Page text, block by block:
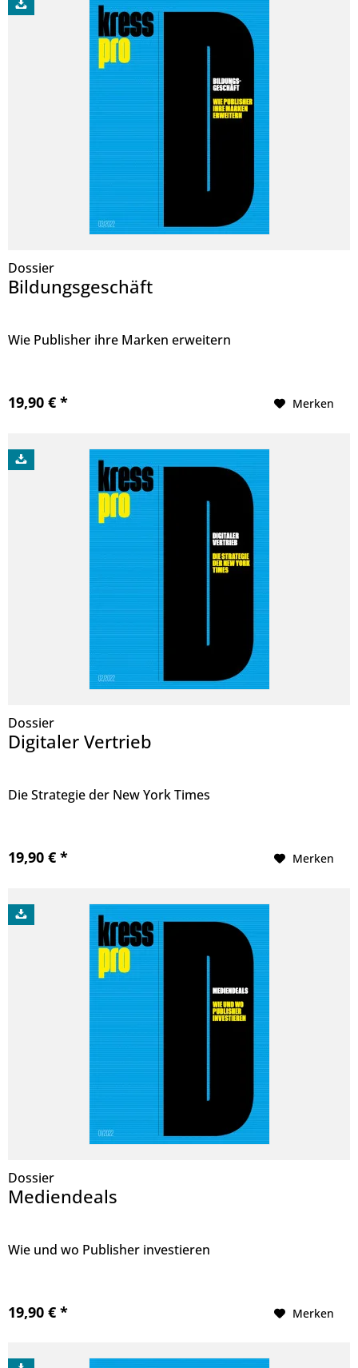
Dossier
Bildungsgeschäft
Wie Publisher ihre Marken erweitern
19,90 € * Merken
Dossier
Digitaler Vertrieb
Die Strategie der New York Times
19,90 € * Merken
Dossier
Mediendeals
Wie und wo Publisher investieren
19,90 € * Merken